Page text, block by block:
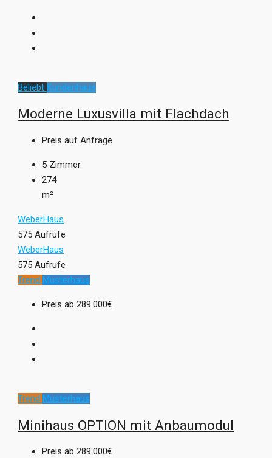
Beliebt Kundenhaus
Moderne Luxusvilla mit Flachdach
Preis auf Anfrage
5 Zimmer
274
m²
WeberHaus
575 Aufrufe
WeberHaus
575 Aufrufe
Trend Musterhaus
Preis ab 289.000€
Trend Musterhaus
Minihaus OPTION mit Anbaumodul
Preis ab 289.000€